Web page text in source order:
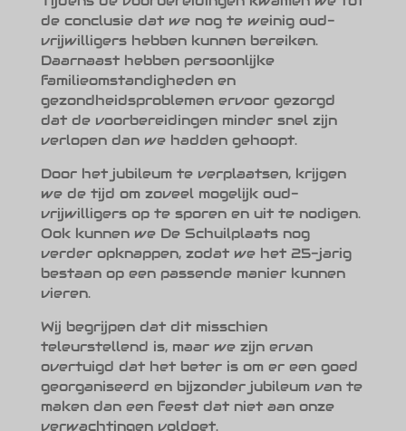
de conclusie dat we nog te weinig oud-
vrijwilligers hebben kunnen bereiken.
Daarnaast hebben persoonlijke
familieomstandigheden en
gezondheidsproblemen ervoor gezorgd
dat de voorbereidingen minder snel zijn
verlopen dan we hadden gehoopt.
Door het jubileum te verplaatsen, krijgen
we de tijd om zoveel mogelijk oud-
vrijwilligers op te sporen en uit te nodigen.
Ook kunnen we De Schuilplaats nog
verder opknappen, zodat we het 25-jarig
bestaan op een passende manier kunnen
vieren.
Wij begrijpen dat dit misschien
teleurstellend is, maar we zijn ervan
overtuigd dat het beter is om er een goed
georganiseerd en bijzonder jubileum van te
maken dan een feest dat niet aan onze
verwachtingen voldoet.